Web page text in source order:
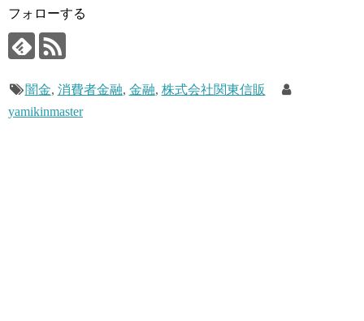
フォローする
闇金, 消費者金融, 金融, 株式会社関東信販
yamikinmaster